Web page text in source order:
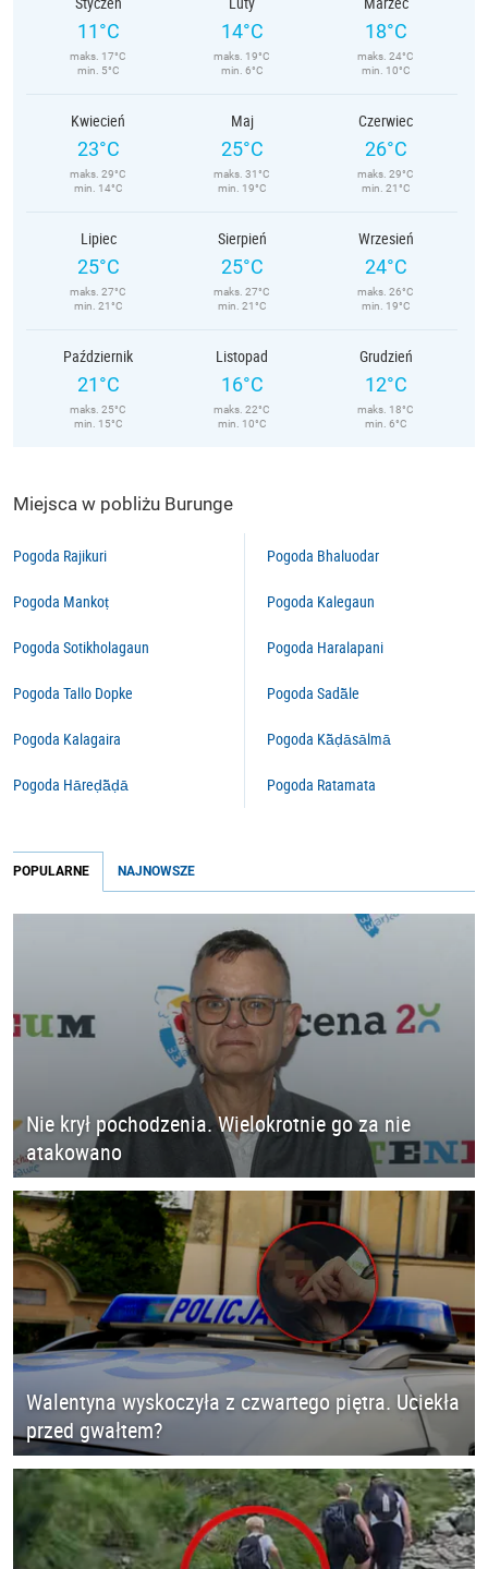
11°C
maks. 17°C
min. 5°C
14°C
maks. 19°C
min. 6°C
18°C
maks. 24°C
min. 10°C
Kwiecień
23°C
maks. 29°C
min. 14°C
Maj
25°C
maks. 31°C
min. 19°C
Czerwiec
26°C
maks. 29°C
min. 21°C
Lipiec
25°C
maks. 27°C
min. 21°C
Sierpień
25°C
maks. 27°C
min. 21°C
Wrzesień
24°C
maks. 26°C
min. 19°C
Październik
21°C
maks. 25°C
min. 15°C
Listopad
16°C
maks. 22°C
min. 10°C
Grudzień
12°C
maks. 18°C
min. 6°C
Miejsca w pobliżu Burunge
Pogoda Rajikuri
Pogoda Mankoṭ
Pogoda Sotikholagaun
Pogoda Tallo Dopke
Pogoda Kalagaira
Pogoda Hāreḍā̃ḍā
Pogoda Bhaluodar
Pogoda Kalegaun
Pogoda Haralapani
Pogoda Sadā̃le
Pogoda Kā̃ḍāsālmā
Pogoda Ratamata
POPULARNE NAJNOWSZE
Nie krył pochodzenia. Wielokrotnie go za nie
atakowano
Walentyna wyskoczyła z czwartego piętra. Uciekła
przed gwałtem?